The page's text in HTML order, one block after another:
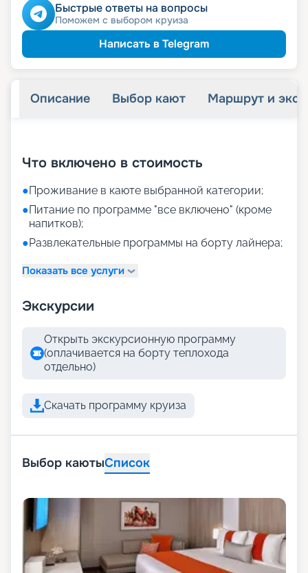
Быстрые ответы на вопросы
Поможем с выбором круиза
Написать в Telegram
Описание Выбор кают Маршрут и
Что включено в стоимость
●Проживание в каюте выбранной категории;
●Питание по программе "все включено" (кроме
напитков);
●Развлекательные программы на борту лайнера;
Показать все услуги
Экскурсии
Открыть экскурсионную программу
(оплачивается на борту теплохода
отдельно)
Скачать программу круиза
Выбор каютыСписок